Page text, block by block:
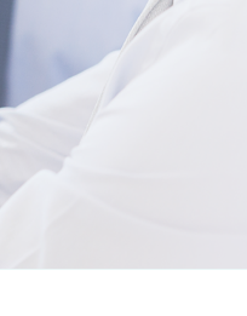
trade
rešenje
mišem –
Info Manager
nas svojim stručnim
za posao